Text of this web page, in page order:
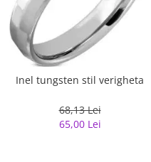
Inel tungsten stil verigheta
68,13 Lei
65,00 Lei